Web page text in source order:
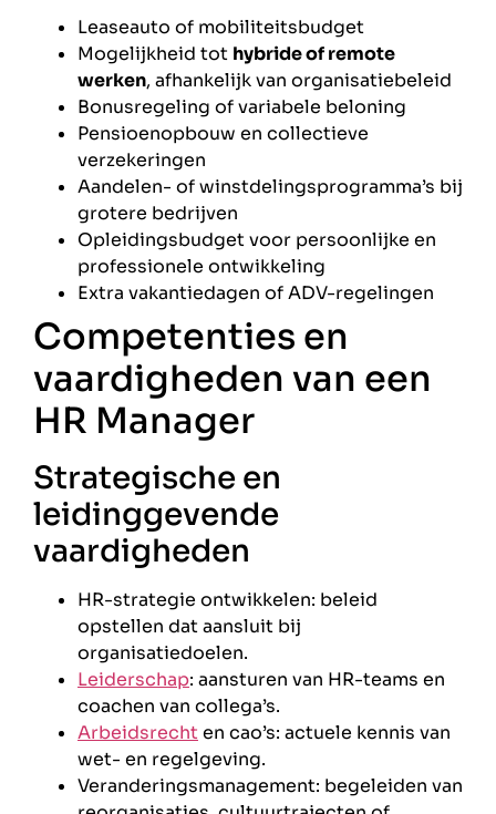
Leaseauto of mobiliteitsbudget
Mogelijkheid tot hybride of remote
werken, afhankelijk van organisatiebeleid
Bonusregeling of variabele beloning
Pensioenopbouw en collectieve
verzekeringen
Aandelen- of winstdelingsprogramma’s bij
grotere bedrijven
Opleidingsbudget voor persoonlijke en
professionele ontwikkeling
Extra vakantiedagen of ADV-regelingen
Competenties en
vaardigheden van een
HR Manager
Strategische en
leidinggevende
vaardigheden
HR-strategie ontwikkelen: beleid
opstellen dat aansluit bij
organisatiedoelen.
Leiderschap: aansturen van HR-teams en
coachen van collega’s.
Arbeidsrecht en cao’s: actuele kennis van
wet- en regelgeving.
Veranderingsmanagement: begeleiden van